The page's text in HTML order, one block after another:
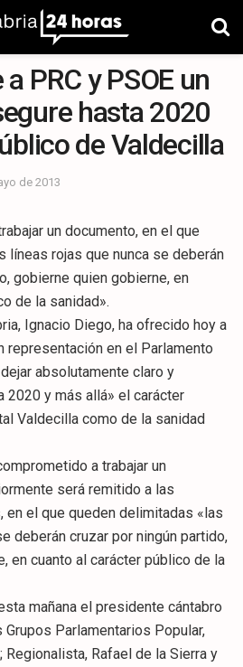
PRC y PSOE un
hasta 2020
de Valdecilla
de 2013
un documento, en el que
líneas rojas que nunca se deberán
gobierne quien gobierne, en
de la sanidad».
Ignacio Diego, ha ofrecido hoy a
en el Parlamento
absolutamente claro y
2020 y más allá» el carácter
Valdecilla como de la sanidad
a trabajar un
será remitido a las
el que queden delimitadas «las
deberán cruzar por ningún partido,
en cuanto al carácter público de la
mañana el presidente cántabro
Parlamentarios Popular,
Regionalista, Rafael de la Sierra y